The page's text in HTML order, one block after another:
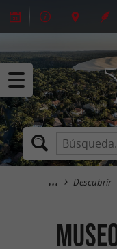
Descubrir